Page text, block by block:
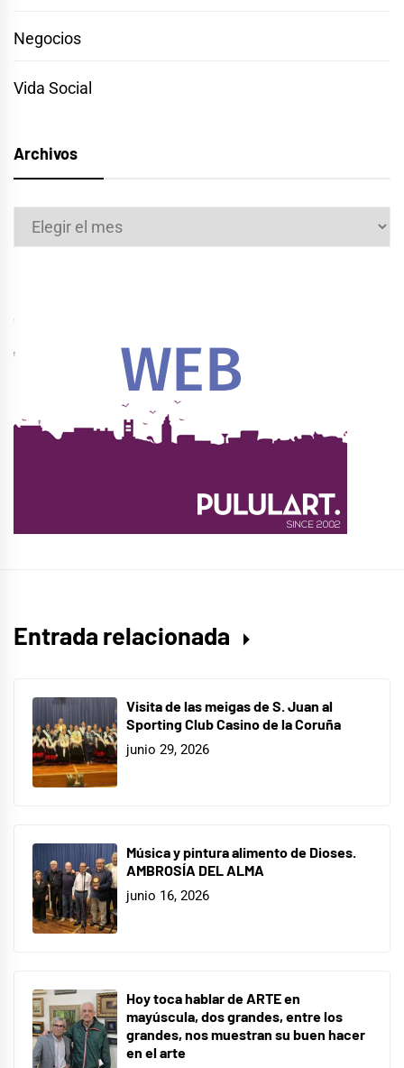
Negocios
Vida Social
Archivos
Archivos
Entrada relacionada
Visita de las meigas de S. Juan al
Sporting Club Casino de la Coruña
junio 29, 2026
Música y pintura alimento de Dioses.
AMBROSÍA DEL ALMA
junio 16, 2026
Hoy toca hablar de ARTE en
mayúscula, dos grandes, entre los
grandes, nos muestran su buen hacer
en el arte